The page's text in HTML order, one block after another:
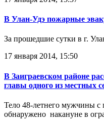
В Улан-Удэ пожарные
За прошедшие сутки в г.
17 января 2014, 15:50
В Заиграевском районе
главы одного из местных
Тело 48-летнего мужчины с
обнаружено накануне в